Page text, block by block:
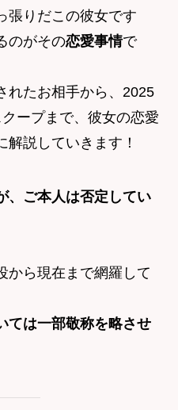
張りだこの彼女です
のがその恋愛事情で
れたお相手から、2025
ープまで、彼女の恋愛
説していきます！
、ご本人は否定してい
から現在まで網羅して
ては一部敬称を略させ